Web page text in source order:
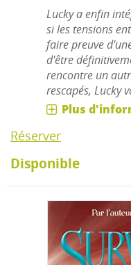
Lucky a enfin
si les tensions
faire preuve
d'être
rencontre un
rescapés, Lucky
Plus
Réserver
Disponible